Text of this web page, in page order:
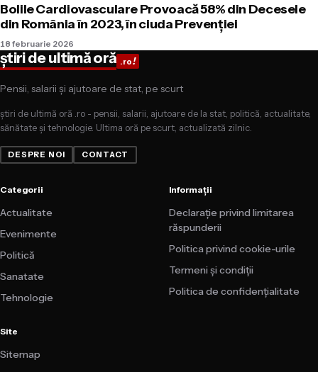
Bolile Cardiovasculare Provoacă 58% din Decesele
din România în 2023, în ciuda Prevenției
18 februarie 2026
știri de ultimă oră .ro!
Pensii, salarii și ajutoare de stat, pe scurt
știri de ultimă oră .ro - pensii, salarii, ajutoare de la stat, politică, actualitate,
sănătate și tehnologie. Ultima oră pe scurt, actualizată zilnic.
DESPRE NOI CONTACT
Categorii
Actualitate
Evenimente
Politică
Sanatate
Tehnologie
Informații
Declarație privind limitarea
răspunderii
Politica privind cookie-urile
Termeni și condiții
Politica de confidențialitate
Site
Sitemap